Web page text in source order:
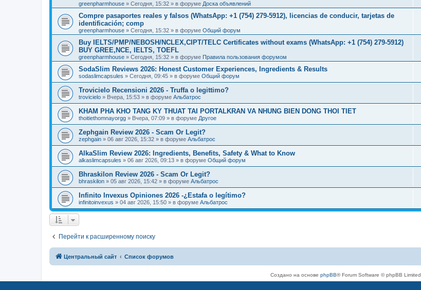
greenpharmhouse » Сегодня, 15:32 » в форуме Доска объявлений
Compre pasaportes reales y falsos (WhatsApp: +1 (754) 279-5912), licencias de conducir, tarjetas de
identificación; comp
greenpharmhouse » Сегодня, 15:32 » в форуме Общий форум
Buy IELTS/PMP/NEBOSH/NCLEX,CIPT/TELC Certificates without exams (WhatsApp: +1 (754) 279-5912)
BUY GREE,NCE, IELTS, TOEFL
greenpharmhouse » Сегодня, 15:32 » в форуме Правила пользования форумом
SodaSlim Reviews 2026: Honest Customer Experiences, Ingredients & Results
sodaslimcapsules » Сегодня, 09:45 » в форуме Общий форум
Trovicielo Recensioni 2026 - Truffa o legittimo?
trovicielo » Вчера, 15:53 » в форуме Альбатрос
KHAM PHA KHO TANG KY THUAT TAI PORTALKRAN VA NHUNG BIEN DONG THOI TIET
thoitiethomnayorgg » Вчера, 07:09 » в форуме Другое
Zephgain Review 2026 - Scam Or Legit?
zephgain » 06 авг 2026, 15:32 » в форуме Альбатрос
AlkaSlim Review 2026: Ingredients, Benefits, Safety & What to Know
alkaslimcapsules » 06 авг 2026, 09:13 » в форуме Общий форум
Bhraskilon Review 2026 - Scam Or Legit?
bhraskilon » 05 авг 2026, 15:42 » в форуме Альбатрос
Infinito Invexus Opiniones 2026 -¿Estafa o legítimo?
infinitoinvexus » 04 авг 2026, 15:50 » в форуме Альбатрос
Перейти к расширенному поиску
Центральный сайт Список форумов
Создано на основе phpBB® Forum Software © phpBB Limited